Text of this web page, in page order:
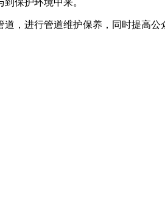
，进行管道维护保养，同时提高